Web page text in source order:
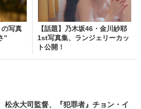
写真
”
【話題】乃木坂46・金川紗耶
1st写真集、ランジェリーカッ
ト公開！
松永大司監督、『犯罪者』チョン・イ